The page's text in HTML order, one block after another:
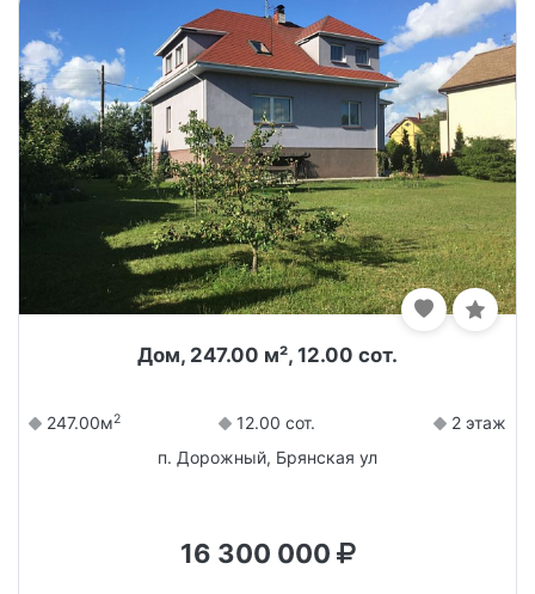
Дом, 247.00 м², 12.00 сот.
247.00м2 12.00 сот.
2 этаж
п. Дорожный, Брянская ул
16 300 000